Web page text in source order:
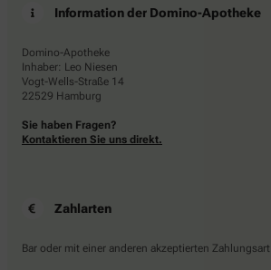
Information der Domino-Apotheke
Domino-Apotheke
Inhaber: Leo Niesen
Vogt-Wells-Straße 14
22529 Hamburg
Sie haben Fragen?
Kontaktieren Sie uns direkt.
Zahlarten
Bar oder mit einer anderen akzeptierten